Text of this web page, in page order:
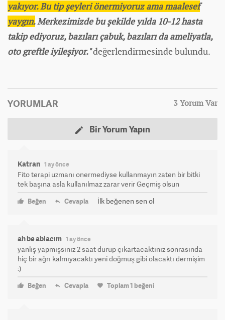
yakıyor. Bu tip şeyleri önermiyoruz ama maalesef
yaygın.Merkezimizde bu şekilde yılda 10-12 hasta
takip ediyoruz, bazıları çabuk, bazıları da ameliyatla,
oto greftle iyileşiyor."değerlendirmesinde bulundu.
YORUMLAR 3 Yorum Var
Bir Yorum Yapın
Katran 1 ay önce
Fito terapi uzmanı onermediyse kullanmayın zaten bir bitki
tek başına asla kullanılmaz zarar verir Geçmiş olsun
Beğen Cevapla İlk beğenen sen ol
ah be ablacım 1 ay önce
yanlış yapmışsınız 2 saat durup çıkartacaktınız sonrasında
hiç bir ağrı kalmıyacaktı yeni doğmuş gibi olacaktı dermişim
:)
Beğen Cevapla Toplam1 beğeni